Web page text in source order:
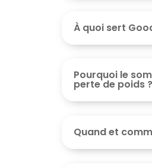
À quoi sert
Pourquoi le
perte de poids ?
Quand et